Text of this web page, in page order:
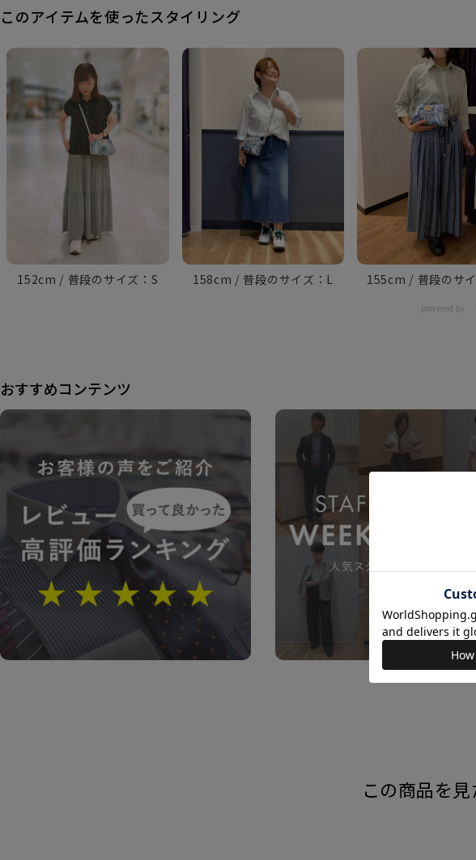
このアイテムを使ったスタイリング
S
152cm L
158cm 155cm
powered by
おすすめコンテンツ
この商品を